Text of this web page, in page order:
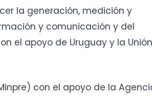
la generación, medición y
y comunicación y del
el apoyo de Uruguay y la Unión
con el apoyo de la